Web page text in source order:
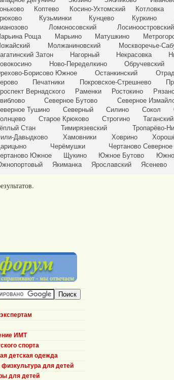
Коптево Косино-Ухтомский Котловка
Кузьминки Кунцево Куркино
Ломоносовский Лосиноостровский
Роща
Марьино Матушкино
Молжаниновский Москворечье-
Затон
Нагорный Некрасовка
Ново-Переделкино Обручевский
Борисово Южное
Останкинский
Печатники Покровское-Стрешнево
Вернадского
Раменки Ростокино
Северное Бутово Северное
Тушино
Северный Силино Сокол
Старое Крюково Строгино Таганский
Стан
Тимирязевский Тропарёво-
Давыдково
Хамовники Ховрино
Черёмушки Чертаново Северное
Южное
Щукино Южное Бутово
Якиманка Ярославский Ясенево
ИМТ
спорта
детская одежда
для детей
для детей